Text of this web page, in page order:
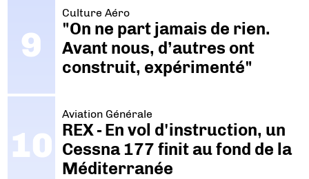
Culture Aéro
"On ne part jamais de rien.
Avant nous, d’autres ont
construit, expérimenté"
Aviation Générale
REX - En vol d'instruction, un
Cessna 177 finit au fond de la
Méditerranée